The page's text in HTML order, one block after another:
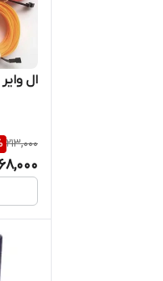
ال
213,000